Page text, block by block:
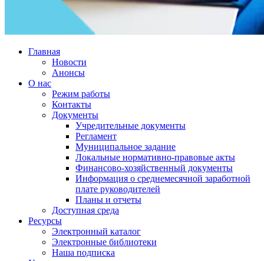
Главная
Новости
Анонсы
О нас
Режим работы
Контакты
Документы
Учредительные документы
Регламент
Муниципальное задание
Локальные нормативно-правовые акты
Финансово-хозяйственный документы
Информация о среднемесячной заработной
плате руководителей
Планы и отчеты
Доступная среда
Ресурсы
Электронный каталог
Электронные библиотеки
Наша подписка